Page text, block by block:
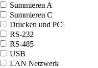
Summieren A
Summieren C
Drucken und PC
RS-232
RS-485
USB
LAN Netzwerk